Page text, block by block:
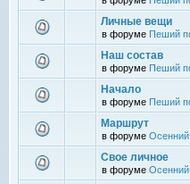
Личные вещи
в форуме Пеший
Наш состав
в форуме Пеший
Начало
в форуме Пеший
Маршрут
в форуме Осенний
Свое личное
в форуме Осенний